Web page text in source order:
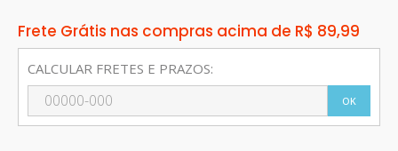
Frete Grátis nas compras acima de R$ 89,99
CALCULAR FRETES E PRAZOS:
OK